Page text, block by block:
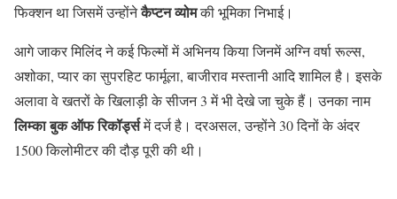
फिक्शन था जिसमें उन्होंनेकैप्टन व्योमकी भूमिका निभाई।
आगे जाकर मिलिंद ने कई फिल्मों में अभिनय किया जिनमें अग्नि वर्षा रूल्स,
अशोका, प्यार का सुपरहिट फार्मूला, बाजीराव मस्तानी आदि शामिल है। इसके
अलावा वे खतरों के खिलाड़ी के सीजन 3 में भी देखे जा चुके हैं। उनका नाम
लिम्का बुक ऑफ रिकॉर्ड्समें दर्ज है। दरअसल, उन्होंने 30 दिनों के अंदर
1500 किलोमीटर की दौड़ पूरी की थी।